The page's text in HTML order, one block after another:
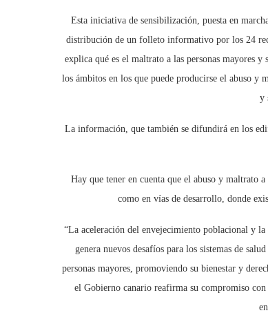
Esta iniciativa de sensibilización, puesta en
distribución de un folleto informativo por los 24
explica qué es el maltrato a las personas mayores
los ámbitos en los que puede producirse el abuso y
y
La información, que también se difundirá en los
Hay que tener en cuenta que el abuso y maltrato
como en vías de desarrollo, donde
“La aceleración del envejecimiento poblacional y
genera nuevos desafíos para los sistemas de
personas mayores, promoviendo su bienestar y
el Gobierno canario reafirma su compromiso